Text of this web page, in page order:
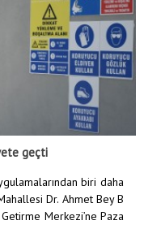
geçti
biri daha
Dr. Ahmet Bey B
Getirme Merkezi’ne Paza